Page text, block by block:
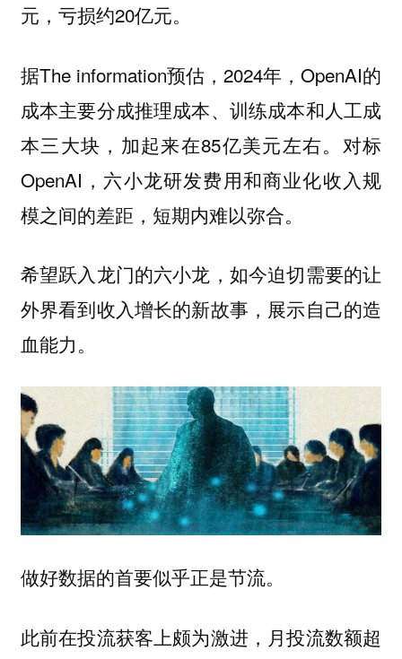
元，亏损约20亿元。
据The information预估，2024年，OpenAI的
成本主要分成推理成本、训练成本和人工成
本三大块，加起来在85亿美元左右。对标
OpenAI，六小龙研发费用和商业化收入规
模之间的差距，短期内难以弥合。
希望跃入龙门的六小龙，如今迫切需要的让
外界看到收入增长的新故事，展示自己的造
血能力。
做好数据的首要似乎正是节流。
此前在投流获客上颇为激进，月投流数额超